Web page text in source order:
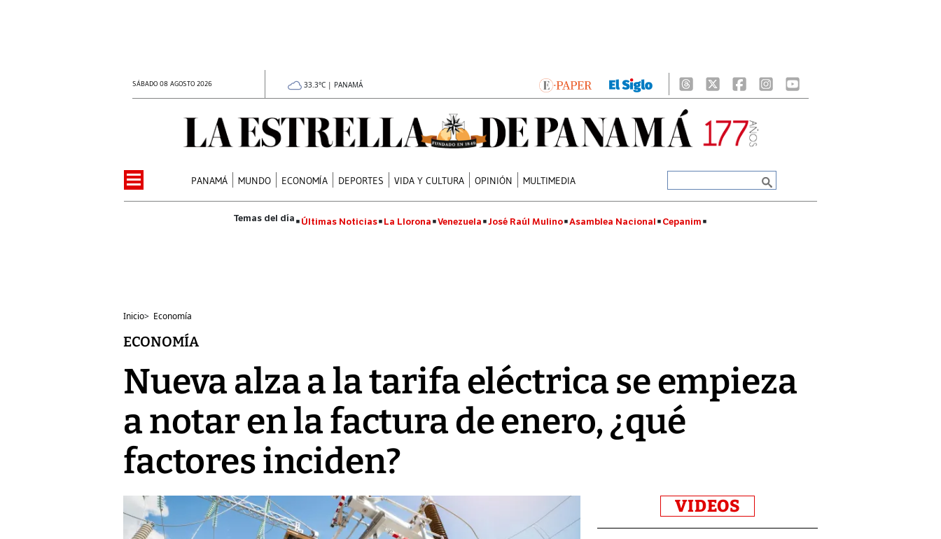
SÁBADO 08 AGOSTO 2026 33.3°C | PANAMÁ
PANAMÁ MUNDO ECONOMÍA DEPORTES VIDA Y CULTURA OPINIÓN MULTIMEDIA
Últimas Noticias La Llorona Venezuela José Raúl Mulino Asamblea Nacional Cepanim
Inicio> Economía
ECONOMÍA
Nueva alza a la tarifa eléctrica se empieza
a notar en la factura de enero, ¿qué
factores inciden?
VIDEOS